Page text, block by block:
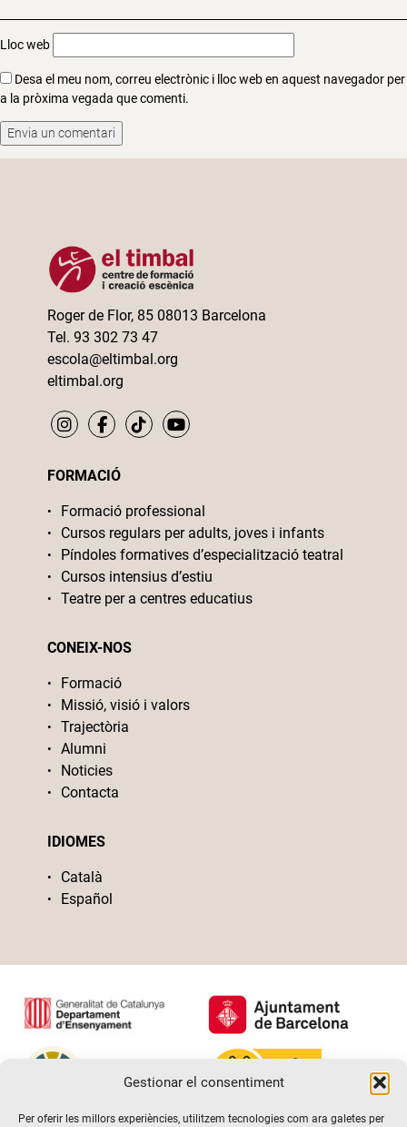
Gestionar el consentiment
Per oferir les millors experiències, utilitzem tecnologies com ara galetes per
Lloc web
Desa el meu nom, correu electrònic i lloc web en aquest navegador per
a la pròxima vegada que comenti.
Roger de Flor, 85 08013 Barcelona
Tel. 93 302 73 47
escola@eltimbal.org
eltimbal.org
FORMACIÓ
Formació professional
Cursos regulars per adults, joves i infants
Píndoles formatives d’especialització teatral
Cursos intensius d’estiu
Teatre per a centres educatius
CONEIX-NOS
Formació
Missió, visió i valors
Trajectòria
Alumni
Noticies
Contacta
IDIOMES
Català
Español